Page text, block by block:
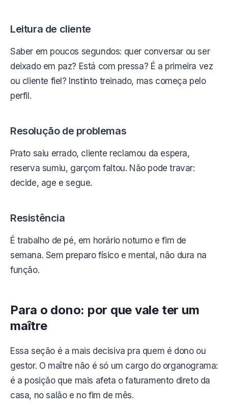
Leitura de cliente
Saber em poucos segundos: quer conversar ou ser
deixado em paz? Está com pressa? É a primeira vez
ou cliente fiel? Instinto treinado, mas começa pelo
perfil.
Resolução de problemas
Prato saiu errado, cliente reclamou da espera,
reserva sumiu, garçom faltou. Não pode travar:
decide, age e segue.
Resistência
É trabalho de pé, em horário noturno e fim de
semana. Sem preparo físico e mental, não dura na
função.
Para o dono: por que vale ter um
maître
Essa seção é a mais decisiva pra quem é dono ou
gestor. O maître não é só um cargo do organograma:
é a posição que mais afeta o faturamento direto da
casa, no salão e no fim de mês.